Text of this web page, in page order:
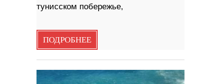
тунисском побережье,
ПОДРОБНЕЕ